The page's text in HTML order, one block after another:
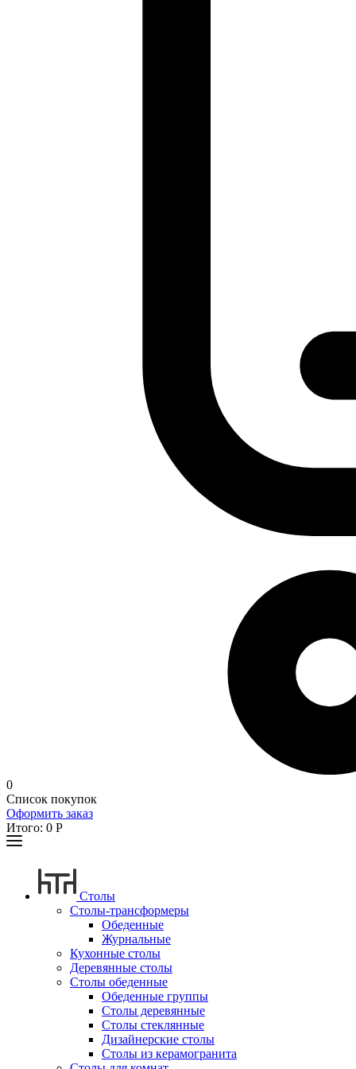
0
Список покупок
Оформить заказ
Итого: 0 Р
Столы
Столы-трансформеры
Обеденные
Журнальные
Кухонные столы
Деревянные столы
Столы обеденные
Обеденные группы
Столы деревянные
Столы стеклянные
Дизайнерские столы
Столы из керамогранита